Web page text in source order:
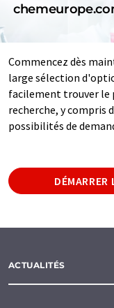
Commencez dès
large sélection
facilement trouver le
recherche, y compris
possibilités de
DÉMARRER
ACTUALITÉS